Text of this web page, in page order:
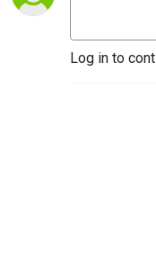
Log in to